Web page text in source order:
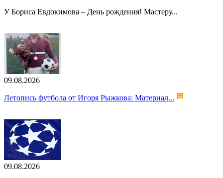
У Бориса Евдокимова – День рождения! Мастеру...
09.08.2026
Летопись футбола от Игоря Рыжкова: Материал...
09.08.2026